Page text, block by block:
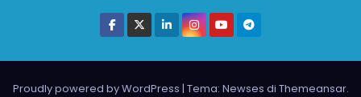
Proudly powered by WordPress | Tema: Newses di Themeansar.